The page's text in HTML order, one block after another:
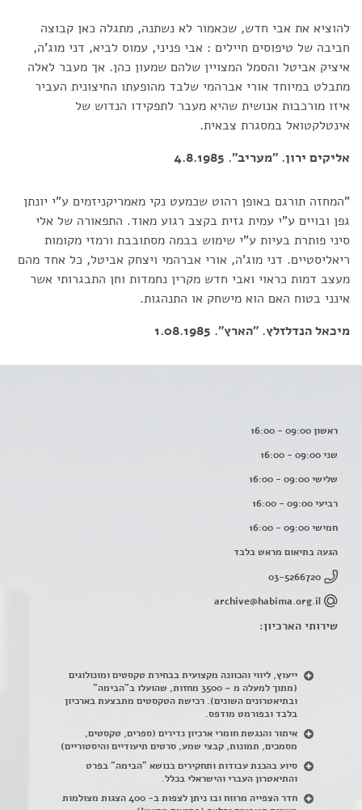
להוציא את אבי חדש, שכאמור לא נשתנה, מתגלה כאן קבוצה
חביבה של טיפוסים חיילים : אבי פניני, עמוס לביא, דני מוג'ה,
איציק אביטל והסמל המצויין שלהם שמעון כהן. אך מעבר לאלה
מתבלט במיוחד אורי אברהמי שלבד מהופעתו החיצונית העביר
איזו מורכבות אנושית שהיא מעבר לתפקידו הנדוש של
אינטלקטואל במסגרת צבאית.
אליקים ירון. "מעריב". 4.8.1985
"המחזה תורגם באופן רהוט שכמעט נקי מאמריקניזמים ע"י יונתן
גפן ובויים ע"י עמית גזית בקצב רגוע מאוד. התפאורה של אלי
סיני פותרת בעיות ע"י שימוש בבמה מסתובבת ורמזי מקומות
ריאליסטיים. דני מוג'ה, אורי אברהמי ויצחק אביטל, כל אחד מהם
מעצב דמות כראוי ואבי חדש מקרין נחמדות וחן התבגרותי אשר
אינני בטוח האם הוא מישחק או התנהגות.
מיכאל הנדלזלץ. "הארץ". 1.08.1985
ראשון 09:00 - 16:00
שני 09:00 - 16:00
שלישי 09:00 - 16:00
רביעי 09:00 - 16:00
חמישי 09:00 - 16:00
הגעה בתיאום מראש בלבד
03-5266720
archive@habima.org.il
שירותי הארכיון:
ייעוץ, ליווי והכוונה מקצועית בבחירת טקסטים ומונולוגים
(מתוך למעלה מ – 3500 מחזות, שהועלו ב"הבימה"
ובתיאטרונים השונים). רכישת הטקסטים מתבצעת בארכיון
בלבד ובפורמט מודפס.
איתור והנגשת חומרי ארכיון נדירים (ספרים, טקסטים,
מסמכים, תמונות, קבצי שמע, סרטים תיעודיים והיסטוריים)
סיוע בהכנת עבודות ותחקירים בנושא "הבימה" בפרט
והתיאטרון העברי והישראלי בכלל.
חדר הצפייה מרווח ובו ניתן לצפות ב- 400 הצגות מצולמות